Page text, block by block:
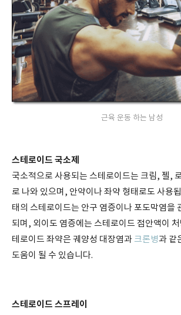
근육 운동 하는 남성
스테로이드 국소제
국소적으로 사용되는 스테로이드는 크림, 젤,
로 나와 있으며, 안약이나 좌약 형태로도 사용
태의 스테로이드는 안구 염증이나 포도막염을
되며, 외이도 염증에는 스테로이드 점안액이
테로이드 좌약은 궤양성 대장염과 크론병과 같
도움이 될 수 있습니다.
스테로이드 스프레이